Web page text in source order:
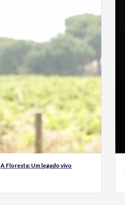
A Floresta: Um legado vivo